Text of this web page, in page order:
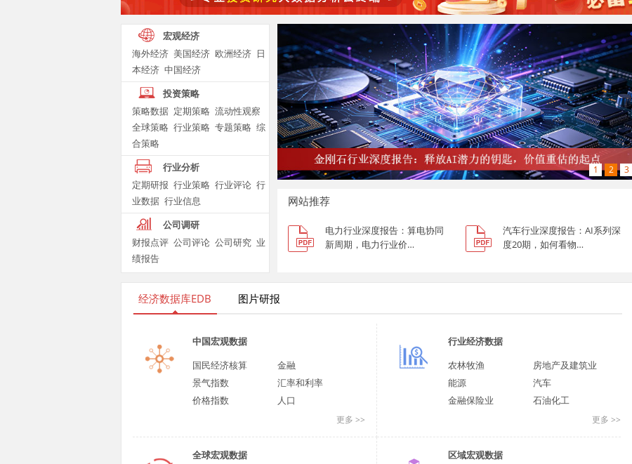
宏观经济
海外经济 美国经济 欧洲经济 日
本经济 中国经济
投资策略
策略数据 定期策略 流动性观察
全球策略 行业策略 专题策略 综
合策略
行业分析
定期研报 行业策略 行业评论 行
业数据 行业信息
公司调研
财报点评 公司评论 公司研究 业
绩报告
1 2 3
网站推荐
电力行业深度报告：算电协同
新周期，电力行业价…
汽车行业深度报告：AI系列深
度20期，如何看物…
经济数据库EDB 图片研报
中国宏观数据
国民经济核算
金融
景气指数
汇率和利率
价格指数
人口
更多 >>
行业经济数据
农林牧渔
房地产及建筑业
能源
汽车
金融保险业
石油化工
更多 >>
全球宏观数据
区域宏观数据